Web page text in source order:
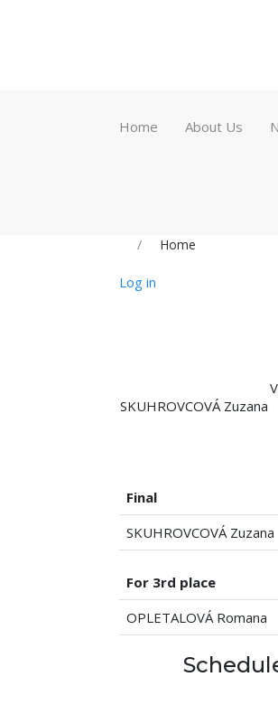
Home About Us
Home
Log in
SKUHROVCOVÁ Zuzana
Final
SKUHROVCOVÁ Zuzana
For 3rd place
OPLETALOVÁ Romana